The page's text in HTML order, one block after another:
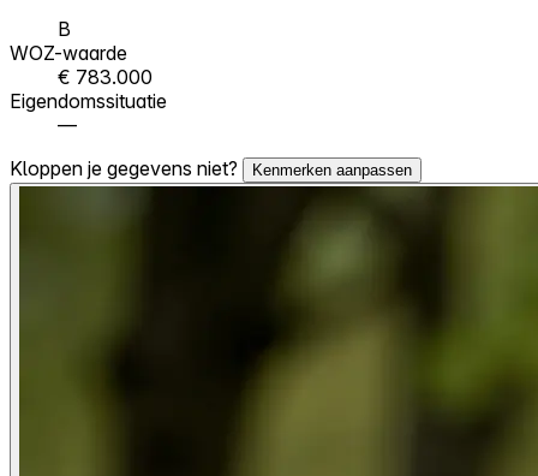
B
WOZ-waarde
€ 783.000
Eigendomssituatie
—
Kloppen je gegevens niet?
Kenmerken aanpassen